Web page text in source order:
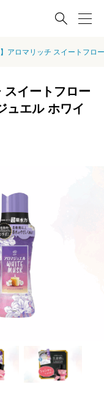

】アロマリッチ スイートフ
スイートフロー
ュエル ホワイ